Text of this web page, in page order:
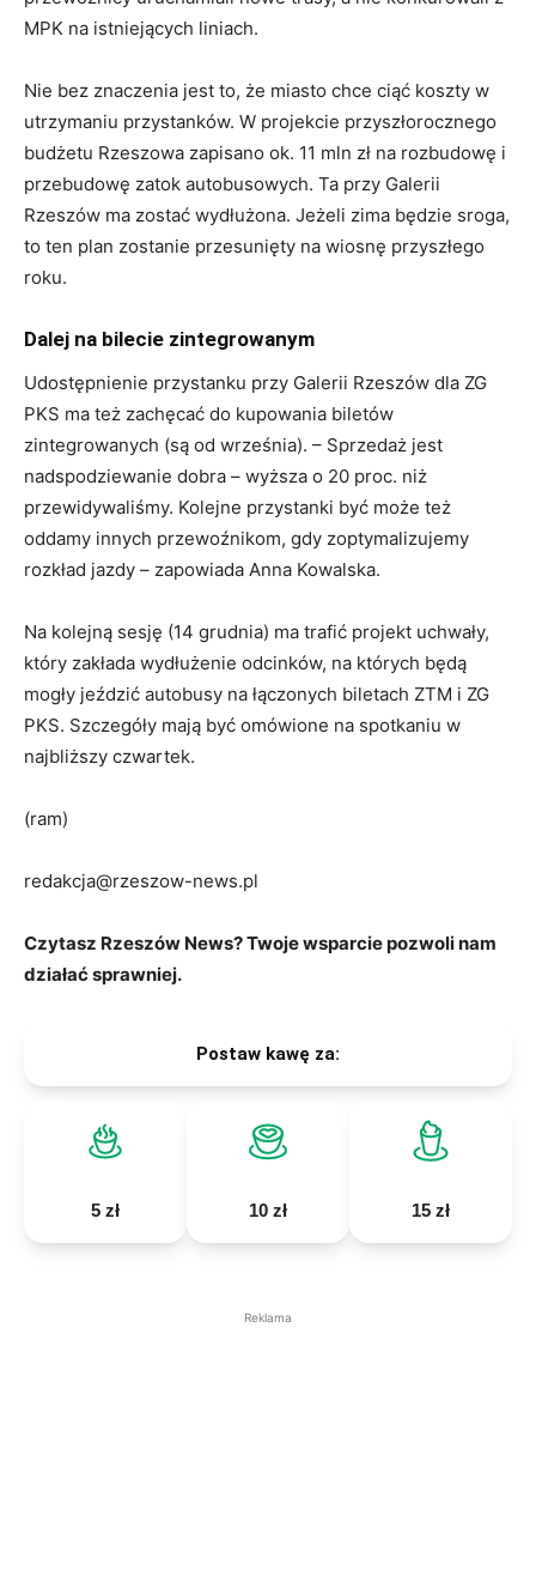
MPK na istniejących liniach.
Nie bez znaczenia jest to, że miasto chce ciąć koszty w
utrzymaniu przystanków. W projekcie przyszłorocznego
budżetu Rzeszowa zapisano ok. 11 mln zł na rozbudowę i
przebudowę zatok autobusowych. Ta przy Galerii
Rzeszów ma zostać wydłużona. Jeżeli zima będzie sroga,
to ten plan zostanie przesunięty na wiosnę przyszłego
roku.
Dalej na bilecie zintegrowanym
Udostępnienie przystanku przy Galerii Rzeszów dla ZG
PKS ma też zachęcać do kupowania biletów
zintegrowanych (są od września). – Sprzedaż jest
nadspodziewanie dobra – wyższa o 20 proc. niż
przewidywaliśmy. Kolejne przystanki być może też
oddamy innych przewoźnikom, gdy zoptymalizujemy
rozkład jazdy – zapowiada Anna Kowalska.
Na kolejną sesję (14 grudnia) ma trafić projekt uchwały,
który zakłada wydłużenie odcinków, na których będą
mogły jeździć autobusy na łączonych biletach ZTM i ZG
PKS. Szczegóły mają być omówione na spotkaniu w
najbliższy czwartek.
(ram)
redakcja@rzeszow-news.pl
Czytasz Rzeszów News? Twoje wsparcie pozwoli nam
działać sprawniej.
Postaw kawę za:
5 zł 10 zł 15 zł
Reklama